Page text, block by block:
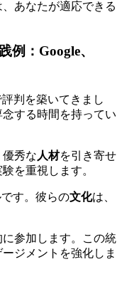
あなたが適応できる
例：Google、
判を築いてきまし
する時間を持ってい
秀な 人材を引き寄せ
を重視します。
す。彼らの文化は、
参加します。この統
ジメントを強化しま